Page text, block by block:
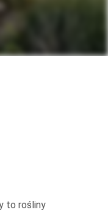
to rośliny